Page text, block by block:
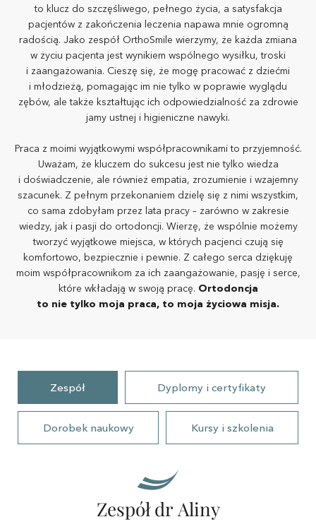
to klucz do szczęśliwego, pełnego życia, a satysfakcja
pacjentów z zakończenia leczenia napawa mnie ogromną
radością. Jako zespół OrthoSmile wierzymy, że każda zmiana
w życiu pacjenta jest wynikiem wspólnego wysiłku, troski
i zaangażowania. Cieszę się, że mogę pracować z dziećmi
i młodzieżą, pomagając im nie tylko w poprawie wyglądu
zębów, ale także kształtując ich odpowiedzialność za zdrowie
jamy ustnej i higieniczne nawyki.
Praca z moimi wyjątkowymi współpracownikami to przyjemność.
Uważam, że kluczem do sukcesu jest nie tylko wiedza
i doświadczenie, ale również empatia, zrozumienie i wzajemny
szacunek. Z pełnym przekonaniem dzielę się z nimi wszystkim,
co sama zdobyłam przez lata pracy – zarówno w zakresie
wiedzy, jak i pasji do ortodoncji. Wierzę, że wspólnie możemy
tworzyć wyjątkowe miejsca, w których pacjenci czują się
komfortowo, bezpiecznie i pewnie. Z całego serca dziękuję
moim współpracownikom za ich zaangażowanie, pasję i serce,
które wkładają w swoją pracę. Ortodoncja
to nie tylko moja praca, to moja życiowa misja.
Zespół Dyplomy i certyfikaty
Dorobek naukowy Kursy i szkolenia
Zespół dr Aliny